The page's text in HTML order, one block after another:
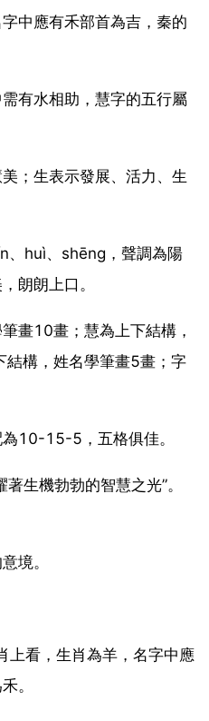
中應有禾部首為吉，秦的
有水相助，慧字的五行屬
；生表示發展、活力、生
、huì、shēng，聲調為陽
朗朗上口。
畫10畫；慧為上下結構，
構，姓名學筆畫5畫；字
10-15-5，五格俱佳。
生機勃勃的智慧之光”。
境。
看，生肖為羊，名字中應
。